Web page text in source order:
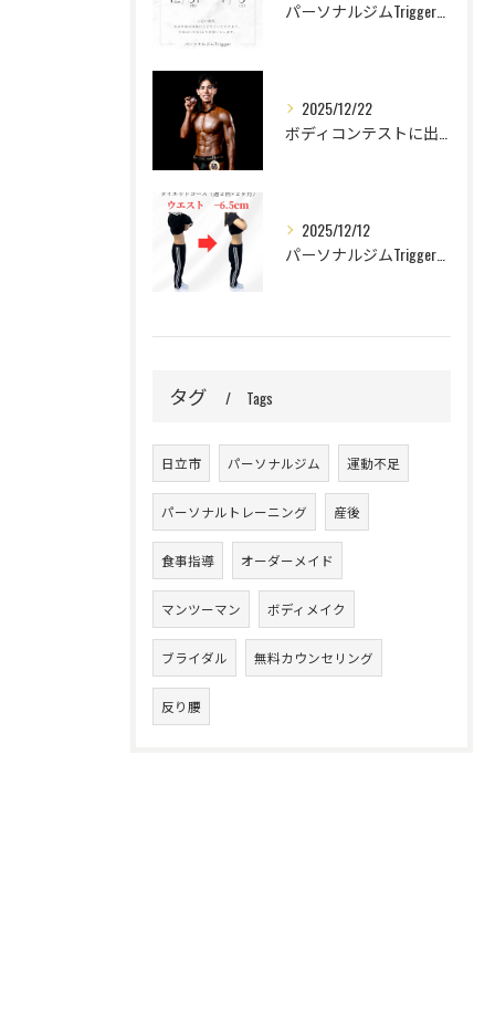
2025/12/22
2025/12/12
タグ Tags
日立市 パーソナルジム 運動不足
パーソナルトレーニング 産後
食事指導 オーダーメイド
マンツーマン ボディメイク
ブライダル 無料カウンセリング
反り腰